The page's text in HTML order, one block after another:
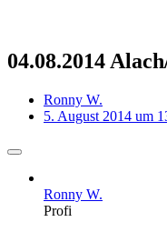
04.08.2014
Ronny W.
5. August 2014 um
Ronny W.
Profi